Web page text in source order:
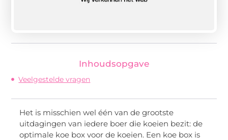
Inhoudsopgave
Veelgestelde vragen
Het is misschien wel één van de grootste
uitdagingen van iedere boer die koeien bezit: de
optimale koe box voor de koeien. Een koe box is